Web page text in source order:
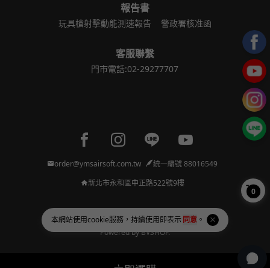
本網站使用cookie服務，持續使用即表示同意 。
報告書
玩具槍射擊動能測速報告 警政署核准函
客服聯繫
門市電話:02-29277707
Facebook page
Instagram page
Line pageYoutube page
order@ymsairsoft.com.tw
統一編號 88016549
新北市永和區中正路522號9樓
Copyright © 2026 亞瑪順國際洋行 All Rights Reserved.
Powered byBVSHOP.
0